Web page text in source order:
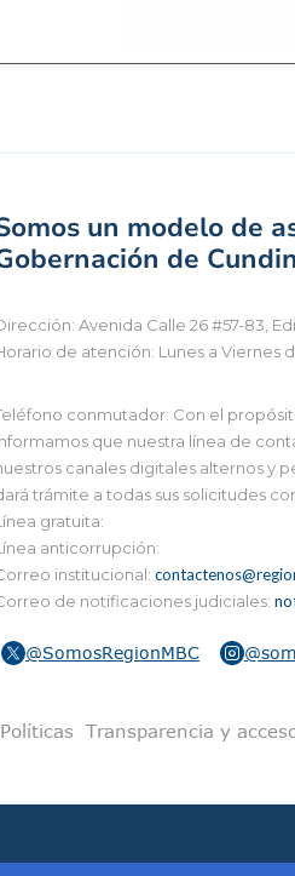
un modelo de
de
Avenida Calle 26 #57-83,
de atención: Lunes a Viernes
conmutador: Con el
que nuestra línea de
canales digitales alternos y
trámite a todas sus solicitudes
gratuita:
anticorrupción:
institucional:
de notificaciones judiciales:
@SomosRegionMBC
Pie de
Políticas Transparencia y